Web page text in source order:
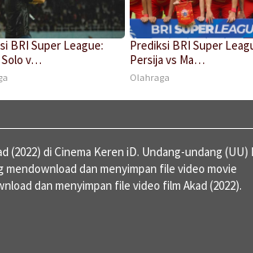
BRI Super League:
Solo v…
Prediksi BRI Super
Persija vs Ma…
Olahraga
di Cinema Keren iD. Undang-undang (UU)
mendownload dan menyimpan file video movie
dan menyimpan file video film Akad (2022).